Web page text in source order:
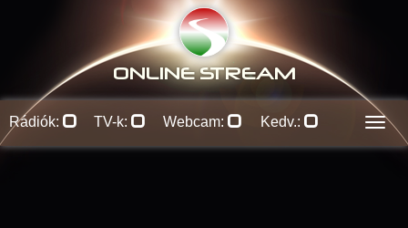
ONLINE STREAM
Rádiók: TV-k: Webcam: Kedv.: